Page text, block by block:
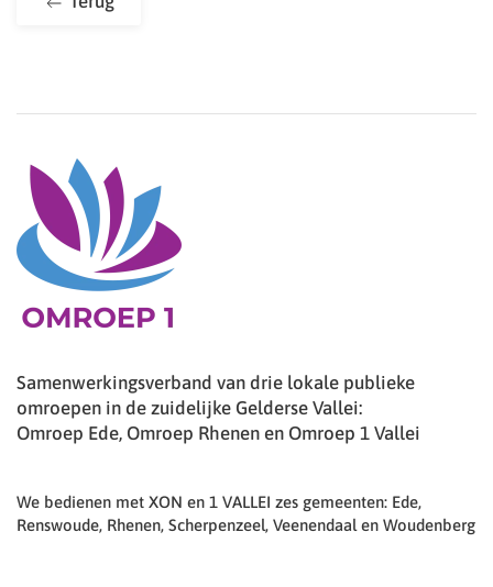
Samenwerkingsverband van drie lokale publieke
omroepen in de zuidelijke Gelderse Vallei:
Omroep Ede, Omroep Rhenen en Omroep 1 Vallei
We bedienen met XON en 1 VALLEI zes gemeenten: Ede,
Renswoude, Rhenen, Scherpenzeel, Veenendaal en Woudenberg